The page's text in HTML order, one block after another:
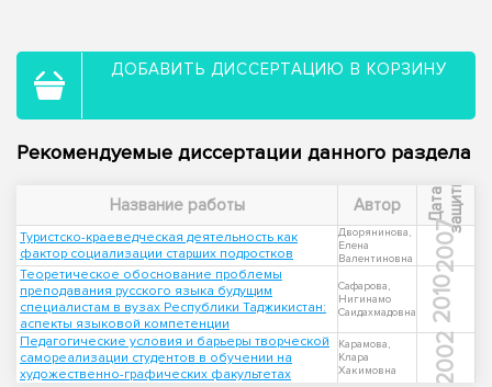
ДОБАВИТЬ ДИССЕРТАЦИЮ В КОРЗИНУ
Рекомендуемые диссертации данного раздела
Название работы Автор Д
а
т
а
з
а
щ
и
т ы
Туристско-краеведческая деятельность как
фактор социализации старших подростков
Дворянинова,
Елена
Валентиновна
2007
Теоретическое обоснование проблемы
преподавания русского языка будущим
специалистам в вузах Республики Таджикистан:
аспекты языковой компетенции
Сафарова,
Нигинамо
Саидахмадовна
2010
Педагогические условия и барьеры творческой
самореализации студентов в обучении на
художественно-графических факультетах
Карамова,
Клара
Хакимовна
2002